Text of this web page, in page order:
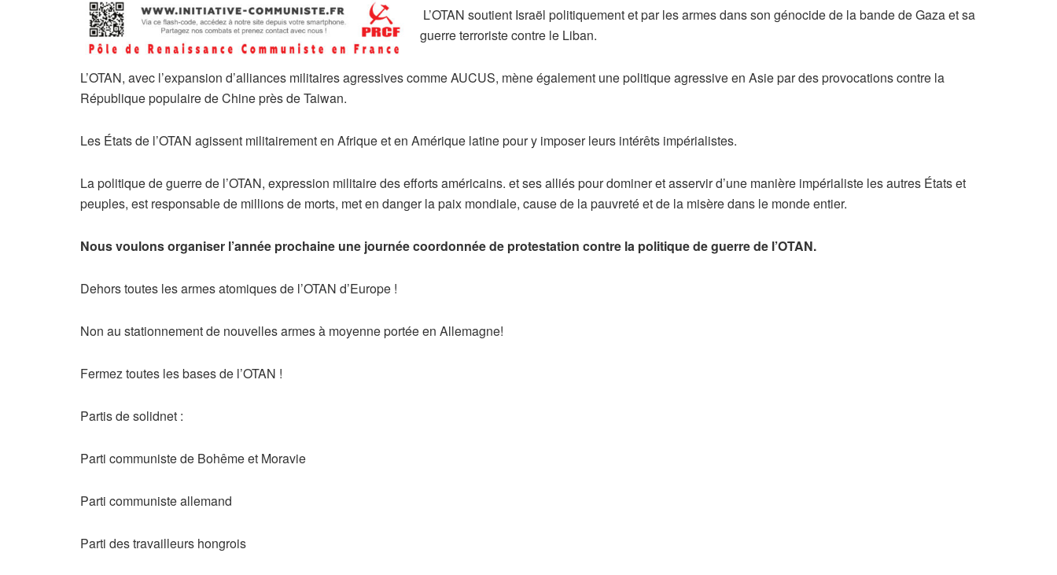
L’OTAN soutient Israël politiquement et par les armes dans son génocide de la bande de Gaza et sa
guerre terroriste contre le Liban.
L’OTAN, avec l’expansion d’alliances militaires agressives comme AUCUS, mène également une politique agressive en Asie par des provocations contre la
République populaire de Chine près de Taiwan.
Les États de l’OTAN agissent militairement en Afrique et en Amérique latine pour y imposer leurs intérêts impérialistes.
La politique de guerre de l’OTAN, expression militaire des efforts américains. et ses alliés pour dominer et asservir d’une manière impérialiste les autres États et
peuples, est responsable de millions de morts, met en danger la paix mondiale, cause de la pauvreté et de la misère dans le monde entier.
Nous voulons organiser l’année prochaine une journée coordonnée de protestation contre la politique de guerre de l’OTAN.
Dehors toutes les armes atomiques de l’OTAN d’Europe !
Non au stationnement de nouvelles armes à moyenne portée en Allemagne!
Fermez toutes les bases de l’OTAN !
Partis de solidnet :
Parti communiste de Bohême et Moravie
Parti communiste allemand
Parti des travailleurs hongrois